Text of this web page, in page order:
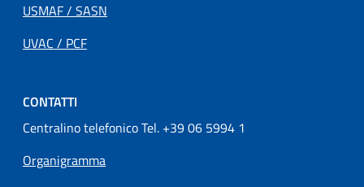
USMAF / SASN
UVAC / PCF
CONTATTI
Centralino telefonico Tel. +39 06 5994 1
Organigramma